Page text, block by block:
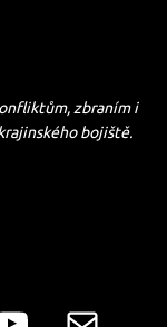
zbraním i
bojiště.